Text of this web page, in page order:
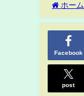
ホーム
Facebook
post